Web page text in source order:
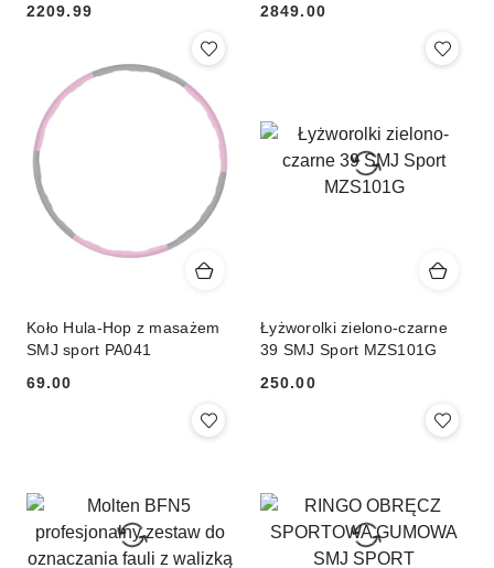
Cena:
2209.99
Cena:
2849.00
Koło Hula-Hop z masażem
SMJ sport PA041
69.00
Łyżworolki zielono-czarne
39 SMJ Sport MZS101G
250.00